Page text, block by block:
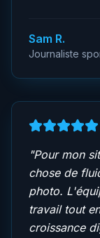
Sam R.
Journaliste
"Pour mon
chose de
photo.
travail tout
croissance